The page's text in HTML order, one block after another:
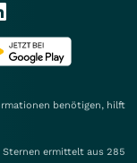
benötigen, hilft
ermittelt aus 285